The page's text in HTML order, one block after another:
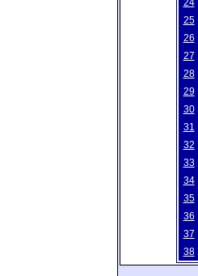
24
25
26
27
28
29
30
31
32
33
34
35
36
37
38